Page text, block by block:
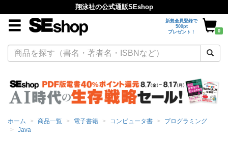
翔泳社の公式通販SEshop
新規会員登録で
500pt
プレゼント！
0
ホーム 商品一覧 電子書籍 コンピュータ書
プログラミング
Java